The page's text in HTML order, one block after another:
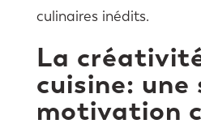
culinaires inédits.
La
cuisine: une
motivation